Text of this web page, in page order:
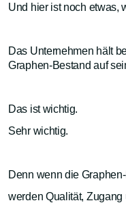
Und hier ist noch etwas,
Das Unternehmen hält
Graphen-Bestand auf
Das ist wichtig.
Sehr wichtig.
Denn wenn die
werden Qualität,